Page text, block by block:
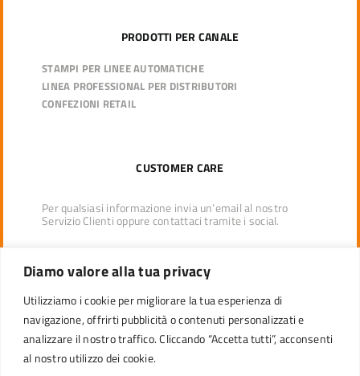
Diamo valore alla tua privacy
Utilizziamo i cookie per migliorare la tua esperienza di
navigazione, offrirti pubblicità o contenuti personalizzati e
analizzare il nostro traffico. Cliccando “Accetta tutti”, acconsenti
al nostro utilizzo dei cookie.
PRODOTTI PER CANALE
STAMPI PER LINEE AUTOMATICHE
LINEA PROFESSIONAL PER DISTRIBUTORI
CONFEZIONI RETAIL
CUSTOMER CARE
Per qualsiasi informazione invia un’email al nostro
Servizio Clienti oppure contattaci tramite i social.
info@ecopack.com